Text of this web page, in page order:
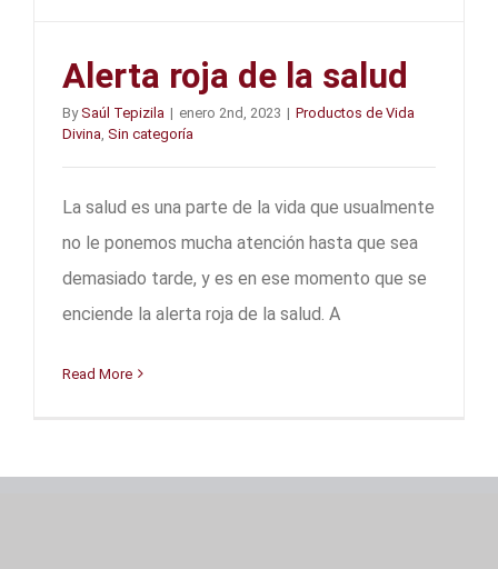
Alerta roja de la salud
BySaúl Tepizila | enero 2nd, 2023 | Productos de Vida
Divina Sin categoría
La salud es una parte de la vida que usualmente
no le ponemos mucha atención hasta que sea
demasiado tarde, y es en ese momento que se
enciende la alerta roja de la salud. A
Read More